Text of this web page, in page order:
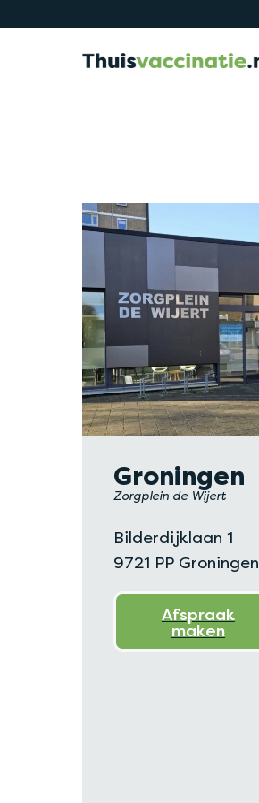
Groningen
Zorgplein de Wijert
Bilderdijklaan 1
9721 PP Groningen
Afspraak
maken